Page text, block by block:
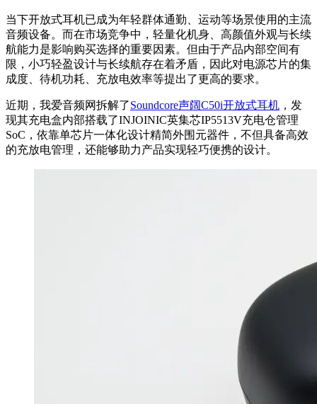
当下开放式耳机已成为年轻群体通勤、运动等场景使用的主流
音频设备。而在市场竞争中，轻量化机身、高颜值外观与长续
航能力是影响购买选择的重要因素。但由于产品内部空间有
限，小巧轻盈设计与长续航存在着矛盾，因此对电源芯片的集
成度、待机功耗、充放电效率等提出了更高的要求。
近期，我爱音频网拆解了Soundcore声阔C50i开放式耳机 ，发
现其充电盒内部搭载了INJOINIC英集芯IP5513V充电仓管理
SoC，依靠单芯片一体化设计精简外围元器件，不但具备高效
的充放电管理，还能够助力产品实现轻巧便携的设计。